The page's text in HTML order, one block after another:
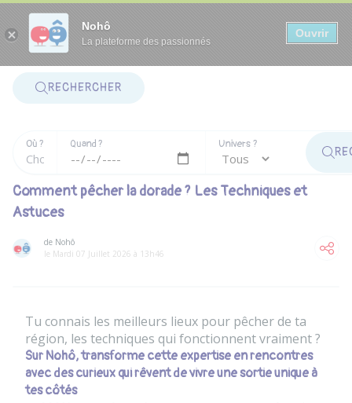
Nohô
La plateforme des passionnés
Ouvrir
RECHERCHER
Où ? Quand ? Univers ?
Comment pêcher la dorade ? Les Techniques et
Astuces
de Nohô
le Mardi 07 Juillet 2026 à 13h46
Tu connais les meilleurs lieux pour pêcher de ta
région, les techniques qui fonctionnent vraiment ?
Sur Nohô, transforme cette expertise en rencontres
avec des curieux qui rêvent de vivre une sortie unique à
tes côtés
Panneau de gestion des cookies